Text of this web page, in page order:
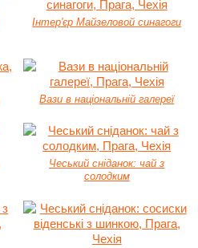
Інтер'єр Майзеловой синагоги
Вази в національній галереї
Чеський сніданок: чай з
солодким